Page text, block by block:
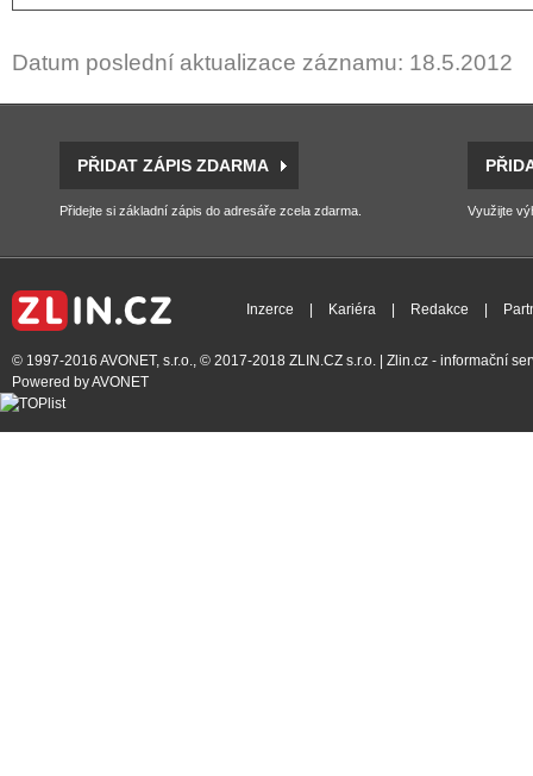
Datum poslední aktualizace záznamu: 18.5.2012
PŘIDAT ZÁPIS ZDARMA
Přidejte si základní zápis do adresáře zcela zdarma. Využijte
Inzerce Kariéra Redakce
© 1997-2016 AVONET, s.r.o., © 2017-2018 ZLIN.CZ s.r.o. | Zlin.cz - informační
Powered byAVONET